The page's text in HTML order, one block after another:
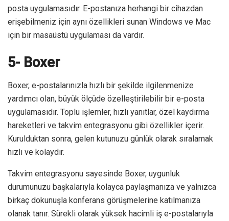
posta uygulamasıdır. E-postanıza herhangi bir cihazdan
erişebilmeniz için aynı özellikleri sunan Windows ve Mac
için bir masaüstü uygulaması da vardır.
5- Boxer
Boxer, e-postalarınızla hızlı bir şekilde ilgilenmenize
yardımcı olan, büyük ölçüde özelleştirilebilir bir e-posta
uygulamasıdır. Toplu işlemler, hızlı yanıtlar, özel kaydırma
hareketleri ve takvim entegrasyonu gibi özellikler içerir.
Kurulduktan sonra, gelen kutunuzu günlük olarak sıralamak
hızlı ve kolaydır.
Takvim entegrasyonu sayesinde Boxer, uygunluk
durumunuzu başkalarıyla kolayca paylaşmanıza ve yalnızca
birkaç dokunuşla konferans görüşmelerine katılmanıza
olanak tanır. Sürekli olarak yüksek hacimli iş e-postalarıyla